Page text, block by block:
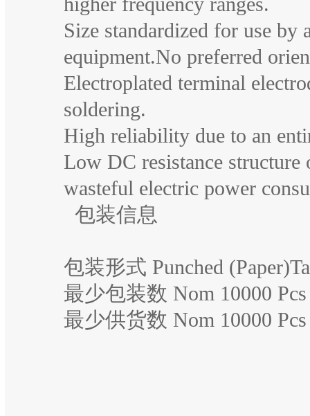
Size standardized for use by
equipment.No preferred
Electroplated terminal
soldering.
High reliability due to an
Low DC resistance structure
wasteful electric power
包装信息
包装形式 Punched
最少包装数 Nom 10000 Pcs
最少供货数 Nom 10000 Pcs